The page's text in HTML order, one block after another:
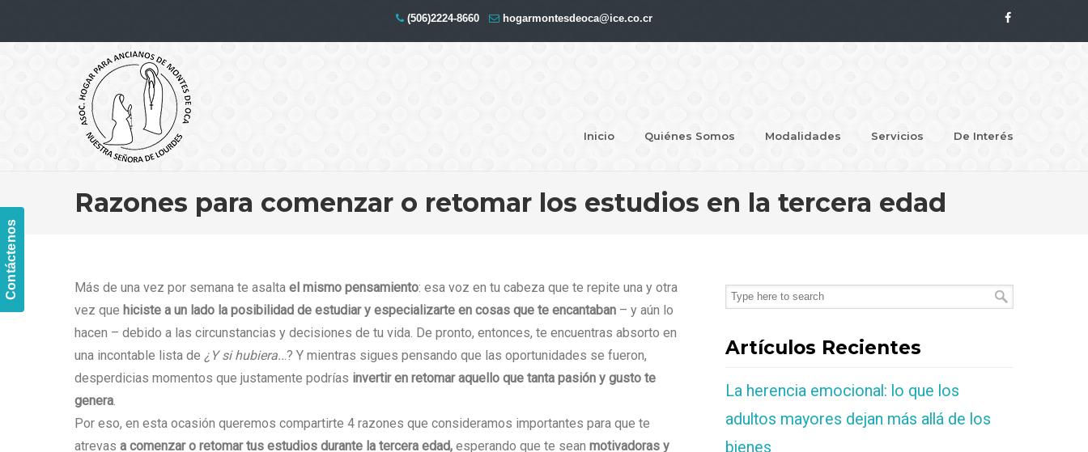
Contáctenos
(506)2224-8660 hogarmontesdeoca@ice.co.cr
Inicio Quiénes Somos Modalidades Servicios
De Interés
Navigation
Razones para comenzar o retomar los estudios en la tercera edad
Más de una vez por semana te asalta el mismo pensamiento: esa voz en tu cabeza que te repite una y otra
vez que hiciste a un lado la posibilidad de estudiar y especializarte en cosas que te encantaban – y aún lo
hacen – debido a las circunstancias y decisiones de tu vida. De pronto, entonces, te encuentras absorto en
una incontable lista de ¿Y si hubiera...? Y mientras sigues pensando que las oportunidades se fueron,
desperdicias momentos que justamente podrías invertir en retomar aquello que tanta pasión y gusto te
genera.
Por eso, en esta ocasión queremos compartirte 4 razones que consideramos importantes para que te
atrevas a comenzar o retomar tus estudios durante la tercera edad, esperando que te sean motivadoras y
Artículos Recientes
La herencia emocional: lo que los
adultos mayores dejan más allá de los
bienes